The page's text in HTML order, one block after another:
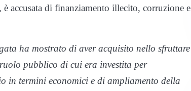
è accusata di finanziamento illecito, corruzione e
ha mostrato di aver acquisito nello sfruttare
pubblico di cui era investita per
in termini economici e di ampliamento della